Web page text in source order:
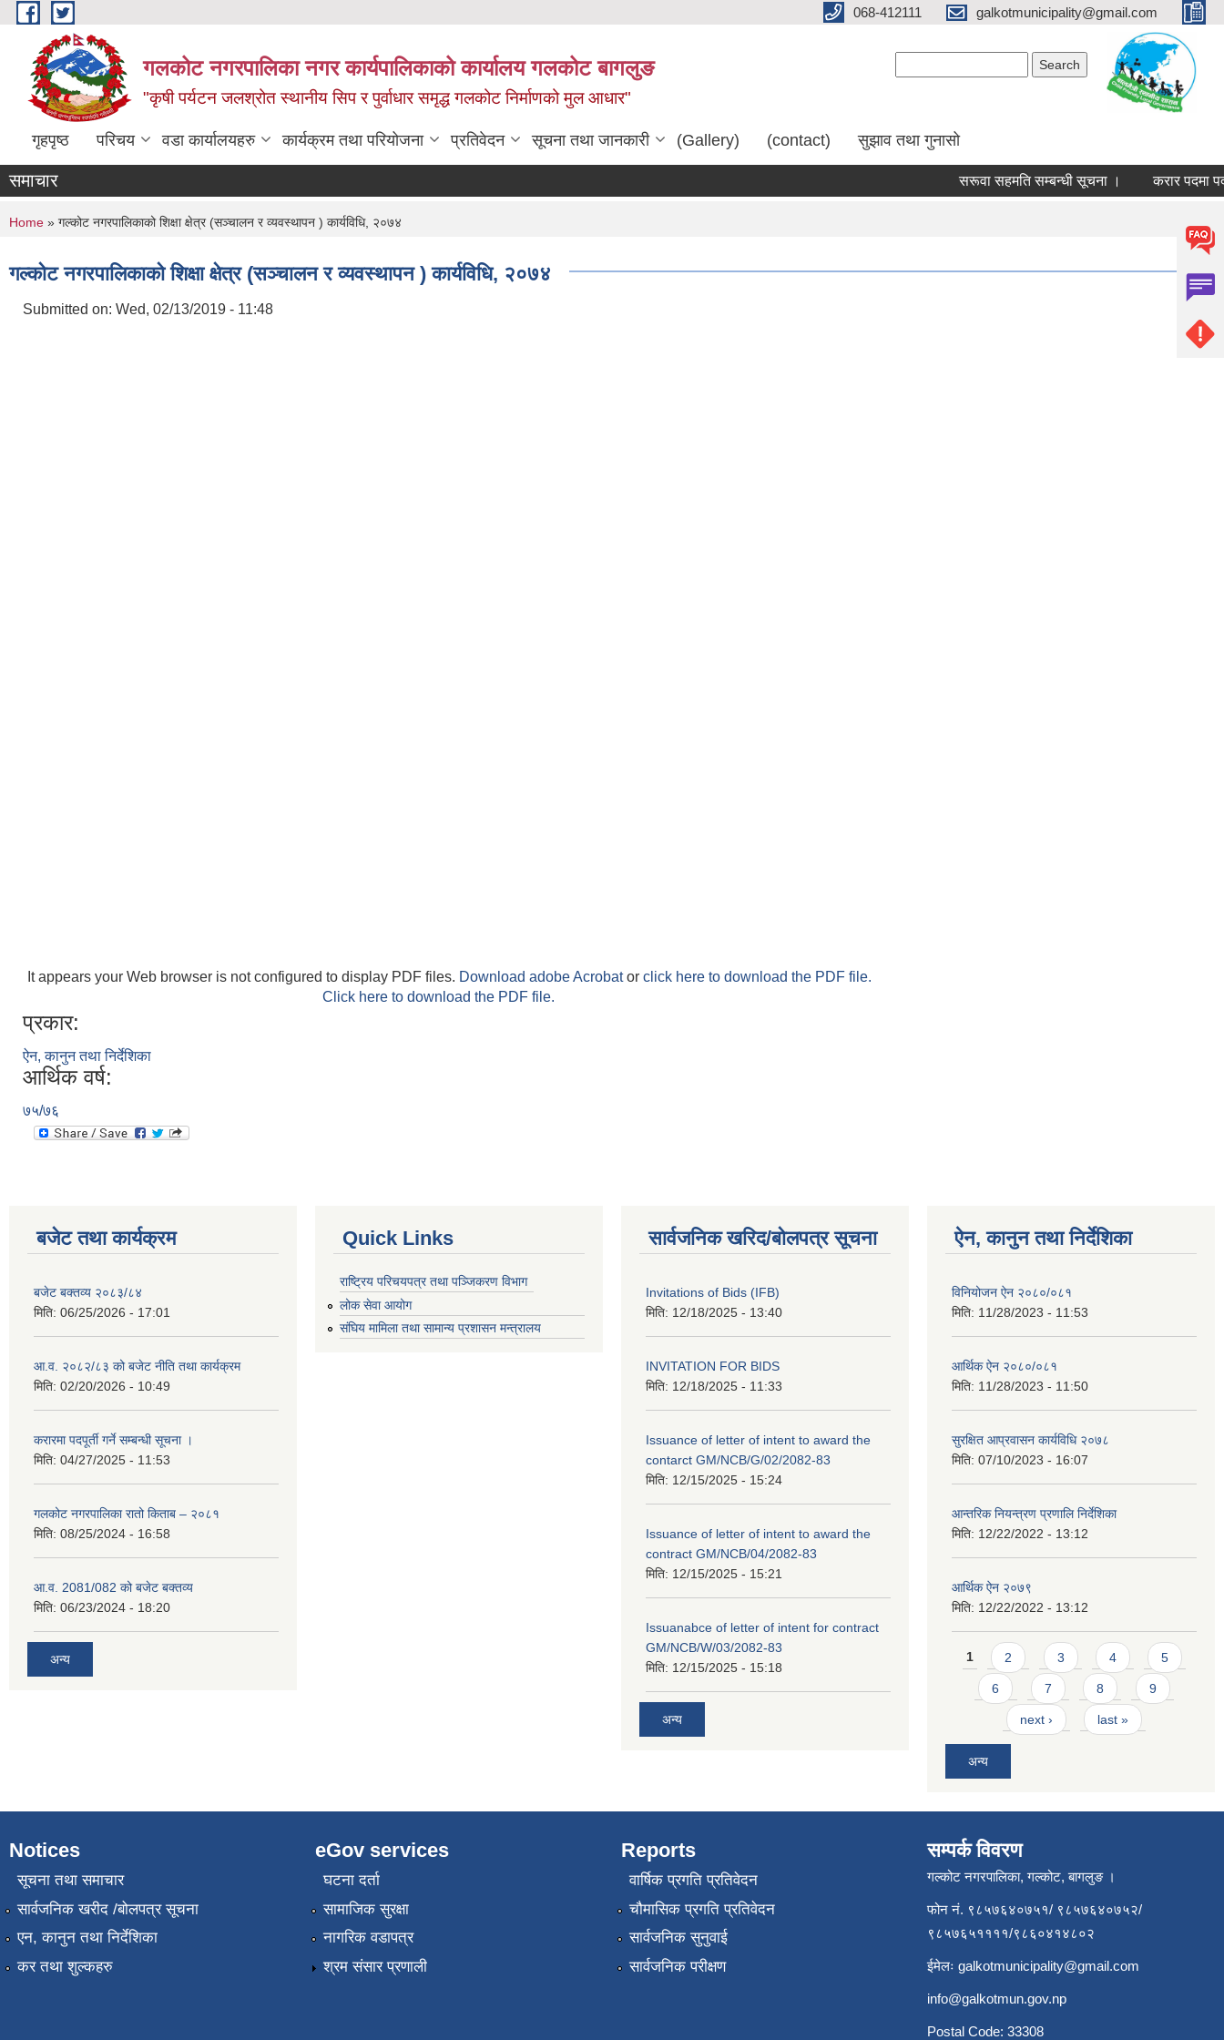
Skip to main content 068-412111 galkotmunicipality@gmail.com
गलकोट नगरपालिका नगर कार्यपालिकाको कार्यालय गलकोट बागलुङ
"कृषी पर्यटन जलश्रोत स्थानीय सिप र पुर्वाधार समृद्ध गलकोट निर्माणको मुल आधार"
गृहपृष्ठ परिचय वडा कार्यालयहरु कार्यक्रम तथा परियोजना प्रतिवेदन सूचना तथा जानकारी (Gallery) (contact) सुझाव तथा गुनासो
समाचार सरूवा सहमति सम्बन्धी सूचना । करार पदमा
You are here
Home » गल्कोट नगरपालिकाको शिक्षा क्षेत्र (सञ्चालन र व्यवस्थापन ) कार्यविधि, २०७४
गल्कोट नगरपालिकाको शिक्षा क्षेत्र (सञ्चालन र व्यवस्थापन ) कार्यविधि, २०७४
Submitted on: Wed, 02/13/2019 - 11:48
It appears your Web browser is not configured to display PDF files. Download adobe Acrobator click here to download the PDF file.
Click here to download the PDF file.
प्रकार:
ऐन, कानुन तथा निर्देशिका
आर्थिक वर्ष:
७५/७६
बजेट तथा कार्यक्रम
बजेट बक्तव्य २०८३/८४
मिति: 06/25/2026 - 17:01
आ.व. २०८२/८३ को बजेट नीति तथा कार्यक्रम
मिति: 02/20/2026 - 10:49
करारमा पदपूर्ती गर्ने सम्बन्धी सूचना ।
मिति: 04/27/2025 - 11:53
गलकोट नगरपालिका रातो किताब – २०८१
मिति: 08/25/2024 - 16:58
आ.व. 2081/082 को बजेट बक्तव्य
मिति: 06/23/2024 - 18:20
अन्य
Quick Links
राष्ट्रिय परिचयपत्र तथा पञ्जिकरण विभाग
लोक सेवा आयोग
संघिय मामिला तथा सामान्य प्रशासन मन्त्रालय
सार्वजनिक खरिद/बोलपत्र सूचना
Invitations of Bids (IFB)
मिति: 12/18/2025 - 13:40
INVITATION FOR BIDS
मिति: 12/18/2025 - 11:33
Issuance of letter of intent to award the
contarct GM/NCB/G/02/2082-83
मिति: 12/15/2025 - 15:24
Issuance of letter of intent to award the
contract GM/NCB/04/2082-83
मिति: 12/15/2025 - 15:21
Issuanabce of letter of intent for contract
GM/NCB/W/03/2082-83
मिति: 12/15/2025 - 15:18
अन्य
ऐन, कानुन तथा निर्देशिका
विनियोजन ऐन २०८०/०८१
मिति: 11/28/2023 - 11:53
आर्थिक ऐन २०८०/०८१
मिति: 11/28/2023 - 11:50
सुरक्षित आप्रवासन कार्यविधि २०७८
मिति: 07/10/2023 - 16:07
आन्तरिक नियन्त्रण प्रणालि निर्देशिका
मिति: 12/22/2022 - 13:12
आर्थिक ऐन २०७९
मिति: 12/22/2022 - 13:12
Pages
1 2 3 4 5
6 7 8 9
next › last »
अन्य
Notices
सूचना तथा समाचार
सार्वजनिक खरीद /बोलपत्र सूचना
एन, कानुन तथा निर्देशिका
कर तथा शुल्कहरु
eGov services
घटना दर्ता
सामाजिक सुरक्षा
नागरिक वडापत्र
श्रम संसार प्रणाली
Reports
वार्षिक प्रगति प्रतिवेदन
चौमासिक प्रगति प्रतिवेदन
सार्वजनिक सुनुवाई
सार्वजनिक परीक्षण
सम्पर्क विवरण
गल्कोट नगरपालिका, गल्कोट, बागलुङ ।
फोन नं. ९८५७६४०७५१/ ९८५७६४०७५२/
९८५७६५११११/९८६०४१४८०२
ईमेलः galkotmunicipality@gmail.com
info@galkotmun.gov.np
Postal Code: 33308